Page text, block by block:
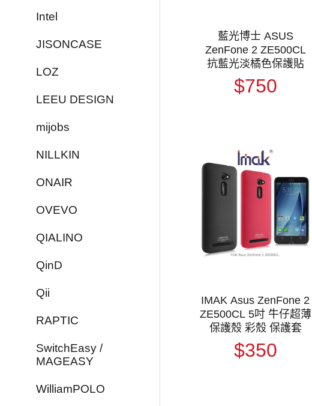
Intel
JISONCASE
LOZ
LEEU DESIGN
mijobs
NILLKIN
ONAIR
OVEVO
QIALINO
QinD
Qii
RAPTIC
SwitchEasy /
MAGEASY
WilliamPOLO
藍光博士 ASUS
ZenFone 2 ZE500CL
抗藍光淡橘色保護貼
$750
IMAK Asus ZenFone 2
ZE500CL 5吋 牛仔超薄
保護殼 彩殼 保護套
$350